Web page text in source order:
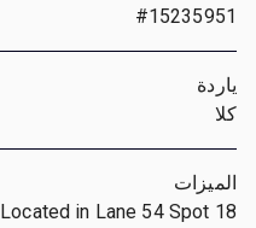
#15235951
ياردة
كلا
الميزات
Located in Lane 54 Spot 18